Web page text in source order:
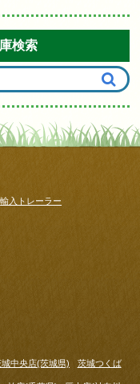
検索
輸入トレーラー
城中央店(茨城県) 茨城つくば